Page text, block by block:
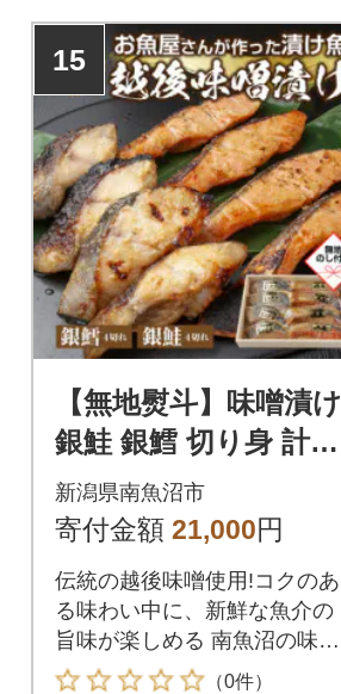
15
【無地熨斗】味噌漬け
銀鮭 銀鱈 切り身 計8
切れ 漬け魚 越後味噌
新潟県 南魚沼市 2
新潟県南魚沼市
寄付金額 21,000円
伝統の越後味噌使用!コクのあ
る味わい中に、新鮮な魚介の
旨味が楽しめる 南魚沼の味噌
漬けセット!
（0件）